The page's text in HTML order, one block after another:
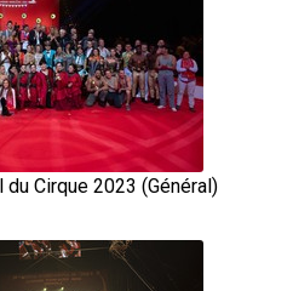
Cirque 2023 (Général)